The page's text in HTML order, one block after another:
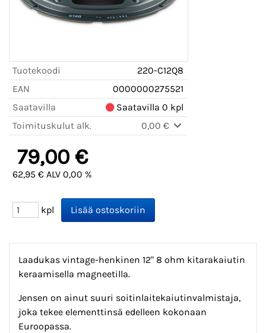
Tuotekoodi
220-C12Q8
EAN
0000000275521
Saatavilla
Saatavilla 0 kpl
Toimituskulut alk.
0,00 €
79,00 €
62,95 € ALV 0,00 %
kpl
Laadukas vintage-henkinen 12" 8 ohm kitarakaiutin
keraamisella magneetilla.
Jensen on ainut suuri soitinlaitekaiutinvalmistaja,
joka tekee elementtinsä edelleen kokonaan
Euroopassa.